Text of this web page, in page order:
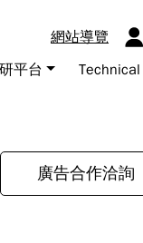
網站導覽
平台
廣告合作洽詢